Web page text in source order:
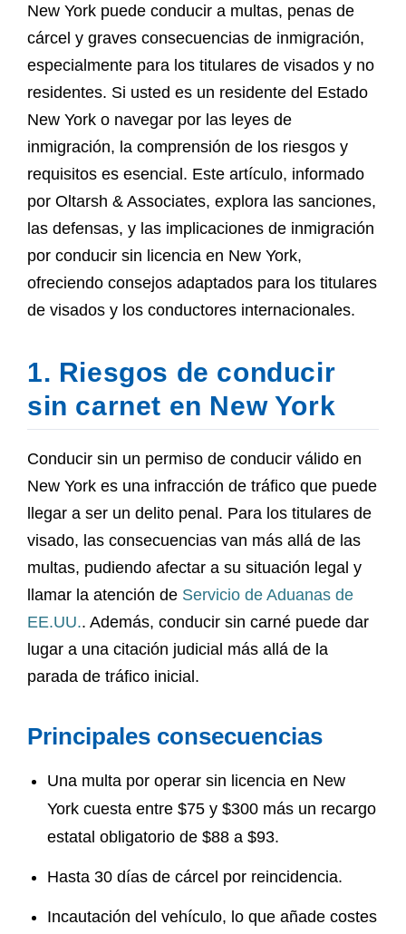
New York puede conducir a multas, penas de
cárcel y graves consecuencias de inmigración,
especialmente para los titulares de visados y no
residentes. Si usted es un residente del Estado
New York o navegar por las leyes de
inmigración, la comprensión de los riesgos y
requisitos es esencial. Este artículo, informado
por Oltarsh & Associates, explora las sanciones,
las defensas, y las implicaciones de inmigración
por conducir sin licencia en New York,
ofreciendo consejos adaptados para los titulares
de visados y los conductores internacionales.
1. Riesgos de conducir
sin carnet en New York
Conducir sin un permiso de conducir válido en
New York es una infracción de tráfico que puede
llegar a ser un delito penal. Para los titulares de
visado, las consecuencias van más allá de las
multas, pudiendo afectar a su situación legal y
llamar la atención de Servicio de Aduanas de
EE.UU.. Además, conducir sin carné puede dar
lugar a una citación judicial más allá de la
parada de tráfico inicial.
Principales consecuencias
Una multa por operar sin licencia en New
York cuesta entre $75 y $300 más un recargo
estatal obligatorio de $88 a $93.
Hasta 30 días de cárcel por reincidencia.
Incautación del vehículo, lo que añade costes